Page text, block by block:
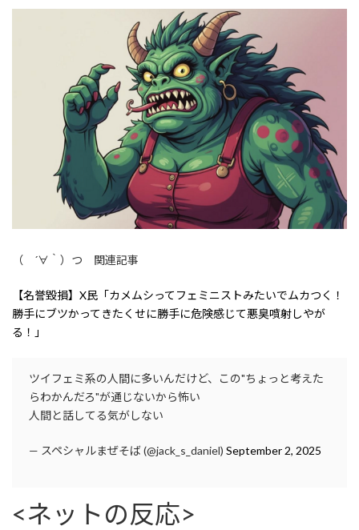
（ ´∀｀）つ 関連記事
【名誉毀損】X民「カメムシってフェミニストみたいでムカつく！
勝手にブツかってきたくせに勝手に危険感じて悪臭噴射しやが
る！」
ツイフェミ系の人間に多いんだけど、この"ちょっと考えた
らわかんだろ"が通じないから怖い
人間と話してる気がしない
— スペシャルまぜそば (@jack_s_daniel) September 2, 2025
<ネットの反応>